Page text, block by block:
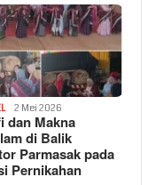
2 Mei 2026
dan Makna
di Balik
Parmasak pada
Pernikahan